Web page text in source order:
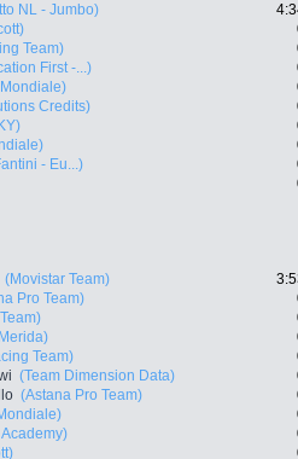
NL - Jumbo)
Team)
First -...)
Credits)
- Eu...)
(Movistar Team)
Pro Team)
Team)
(Team Dimension Data)
(Astana Pro Team)